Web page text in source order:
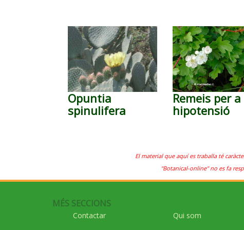
Opuntia
spinulifera
Remeis per
hipotensió
El material que aquí es traballa té
"Botanical-online" no es fa
MÉS SECCIONS
Contactar Qui som